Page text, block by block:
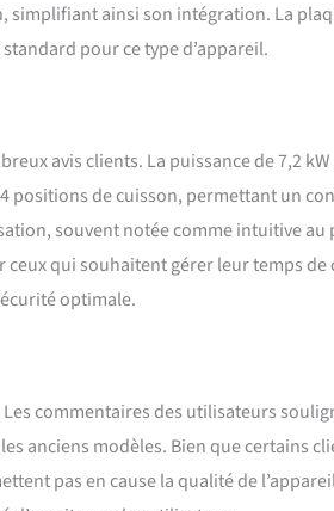
simplifiant ainsi son intégration. La
pour ce type d’appareil.
avis clients. La puissance de 7,2
positions de cuisson, permettant un
souvent notée comme intuitive au
qui souhaitent gérer leur temps de
optimale.
commentaires des utilisateurs
anciens modèles. Bien que certains
pas en cause la qualité de